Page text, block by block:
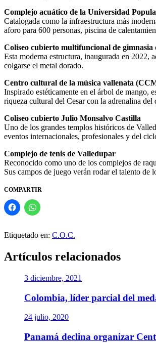
Complejo acuático de la Universidad
Catalogada como la infraestructura más
aforo para 600 personas, piscina de
Coliseo cubierto multifuncional de gimnasia
Esta moderna estructura, inaugurada en 2022,
colgarse el metal dorado.
Centro cultural de la música vallenata
Inspirado estéticamente en el árbol de mango,
riqueza cultural del Cesar con la adrenalina del
Coliseo cubierto Julio Monsalvo Castilla
Uno de los grandes templos históricos de
eventos internacionales, profesionales y del
Complejo de tenis de Valledupar
Reconocido como uno de los complejos de
Sus campos de juego verán rodar el talento de
COMPARTIR
Etiquetado en: C.O.C.
Artículos relacionados
3 diciembre, 2021
Colombia, líder parcial del
24 julio, 2020
Panamá declina organizar